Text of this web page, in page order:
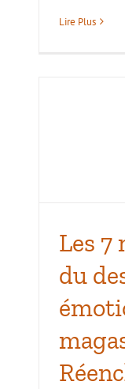
Lire Plus
Les 7
du